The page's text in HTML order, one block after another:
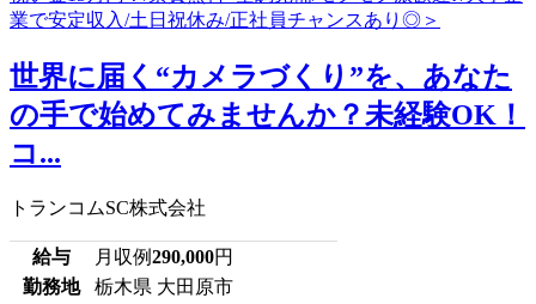
世界に届く“カメラづくり”を、あなた
の手で始めてみませんか？未経験OK！
コ...
トランコムSC株式会社
給与 月収例290,000円
勤務地
栃木県 大田原市